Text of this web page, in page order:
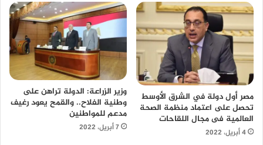
مصر أول دولة في الشرق الأوسط
تحصل على اعتماد منظمة الصحة
العالمية فى مجال اللقاحات
4 أبريل، 2022
وزير الزراعة: الدولة تراهن على
وطنية الفلاح.. والقمح يعود رغيف
مدعم للمواطنين
7 أبريل، 2022